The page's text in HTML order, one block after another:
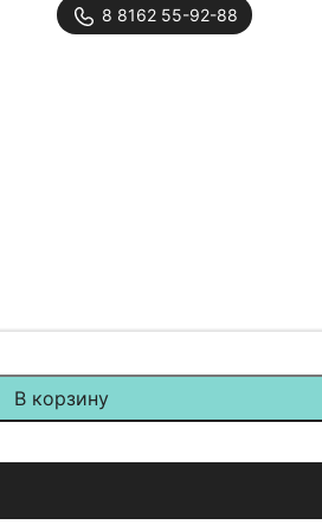
В корзину
8 8162 55-92-88